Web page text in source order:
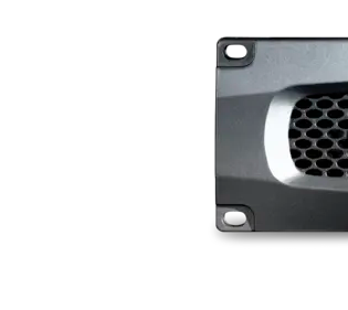
CDi 4000
CDi 6000
160MA
ComTech Series
ComTech D
ComTechCT
CT
CT
DCi DriveCore Series
DriveCore
DriveCore
DriveCore
I-Tech HD Series
I-Tech
I-Tech
VRack VRack
XLC Series
Cinema
Tour Sound